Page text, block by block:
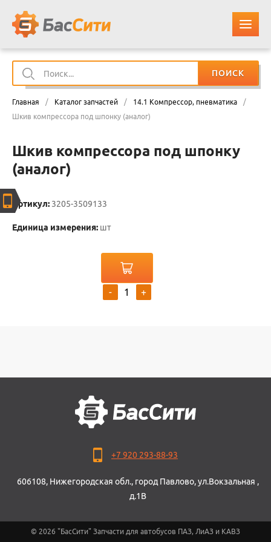
ПОИСК
Главная / Каталог запчастей / 14.1 Компрессор, пневматика
/
Шкив компрессора под шпонку (аналог)
Шкив компрессора под шпонку
(аналог)
Артикул: 3205-3509133
Единица измерения: шт
- +
+7 920 293-88-93
606108, Нижегородская обл., город Павлово, ул.Вокзальная ,
д.1В
© 2026 "БасСити" Запчасти для автобусов ПАЗ, ЛиАЗ и КАВЗ
КАТАЛОГ ЗАПЧАСТЕЙ
ОПЛАТА И ДОСТАВКА